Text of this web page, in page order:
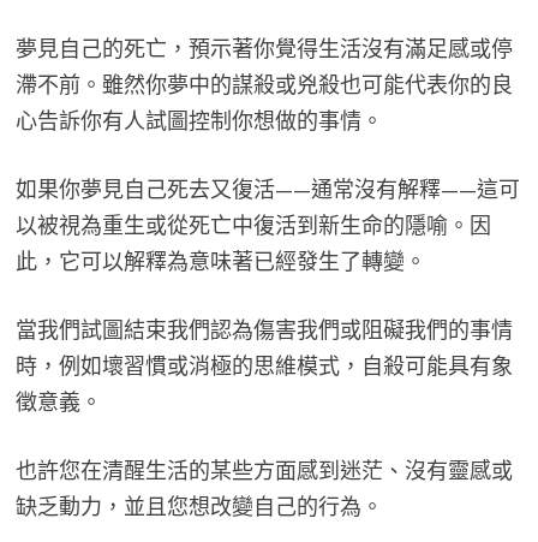
夢見自己的死亡，預示著你覺得生活沒有滿足感或停
滯不前。雖然你夢中的謀殺或兇殺也可能代表你的良
心告訴你有人試圖控制你想做的事情。
如果你夢見自己死去又復活——通常沒有解釋——這可
以被視為重生或從死亡中復活到新生命的隱喻。因
此，它可以解釋為意味著已經發生了轉變。
當我們試圖結束我們認為傷害我們或阻礙我們的事情
時，例如壞習慣或消極的思維模式，自殺可能具有象
徵意義。
也許您在清醒生活的某些方面感到迷茫、沒有靈感或
缺乏動力，並且您想改變自己的行為。